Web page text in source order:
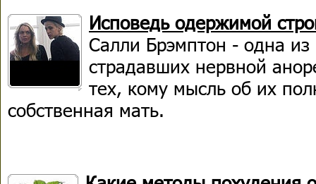
Исповедь одержимой
Салли Брэмптон - одна
страдавших нервной
тех, кому мысль об их
собственная мать.